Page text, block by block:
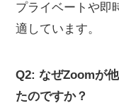
プライベートや即
適しています。
Q2: なぜZoomが
たのですか？